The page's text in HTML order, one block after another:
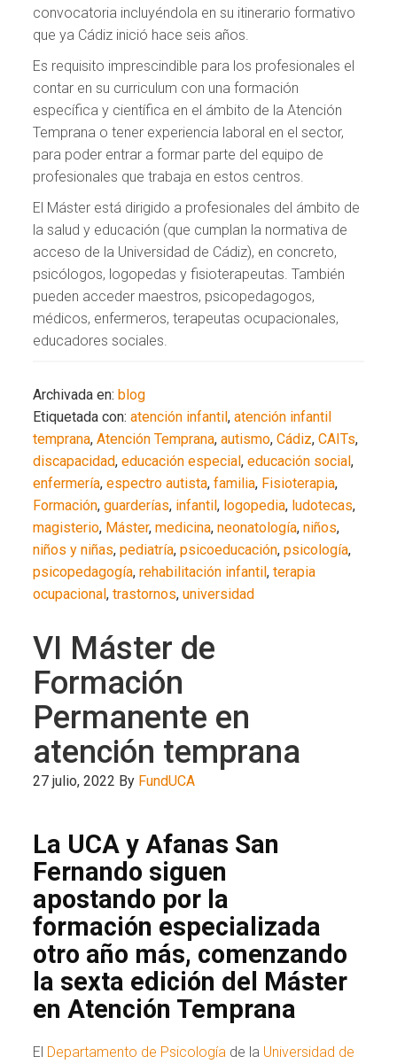
convocatoria incluyéndola en su itinerario formativo
que ya Cádiz inició hace seis años.
Es requisito imprescindible para los profesionales el
contar en su curriculum con una formación
específica y científica en el ámbito de la Atención
Temprana o tener experiencia laboral en el sector,
para poder entrar a formar parte del equipo de
profesionales que trabaja en estos centros.
El Máster está dirigido a profesionales del ámbito de
la salud y educación (que cumplan la normativa de
acceso de la Universidad de Cádiz), en concreto,
psicólogos, logopedas y fisioterapeutas. También
pueden acceder maestros, psicopedagogos,
médicos, enfermeros, terapeutas ocupacionales,
educadores sociales.
Archivada en:blog
Etiquetada con:atención infantil,atención infantil
temprana,Atención Temprana,autismo,Cádiz,CAITs,
discapacidad,educación especial,educación social,
enfermería,espectro autista,familia, Fisioterapia,
Formación,guarderías, infantil, logopedia, ludotecas,
magisterio, Máster,medicina,neonatología,niños,
niños y niñas,pediatría,psicoeducación,psicología,
psicopedagogía,rehabilitación infantil,terapia
ocupacional,trastornos,universidad
VI Máster de
Formación
Permanente en
atención temprana
27 julio, 2022 By FundUCA
La UCA y Afanas San
Fernando siguen
apostando por la
formación especializada
otro año más, comenzando
la sexta edición del Máster
en Atención Temprana
El Departamento de Psicología de la Universidad de